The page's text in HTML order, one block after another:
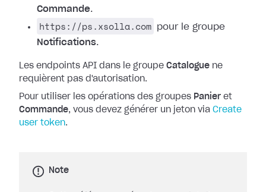
Commande.
https://ps.xsolla.com
pour le groupe
Notifications.
Les endpoints API dans le groupe Catalogue ne
requièrent pas d'autorisation.
Pour utiliser les opérations des groupes Panier et
Commande, vous devez générer un jeton via Create
user token.
Note